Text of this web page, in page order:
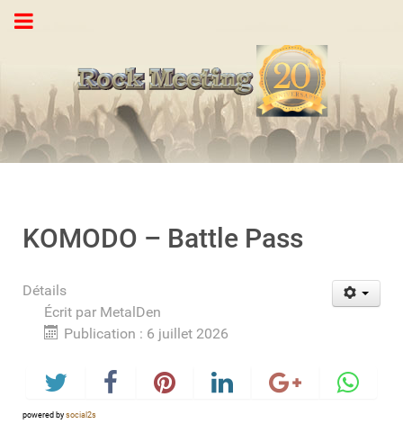
KOMODO – Battle Pass
Détails
Écrit par MetalDen
Publication : 6 juillet 2026
powered by social2s